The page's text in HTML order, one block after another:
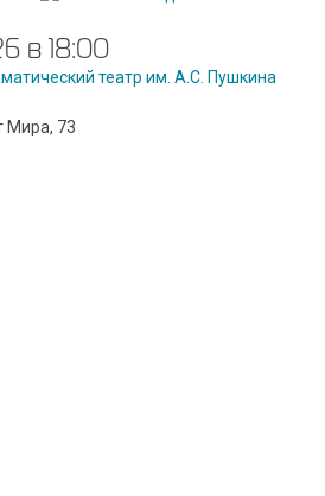
в 18:00
театр им. А.С. Пушкина
Мира, 73